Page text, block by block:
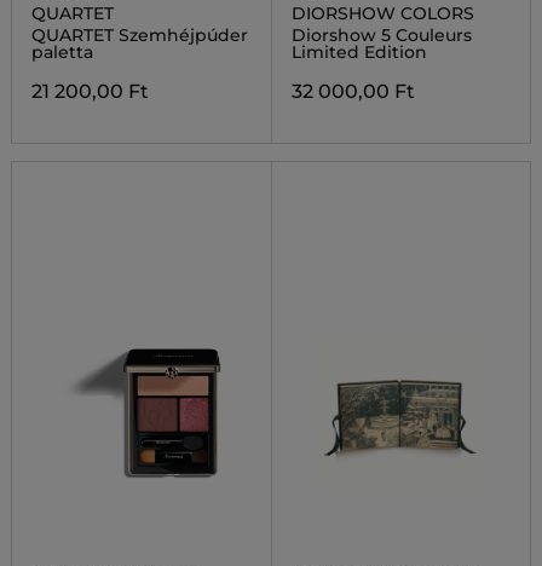
QUARTET
QUARTET Szemhéjpúder
paletta
21 200,00 Ft
DIORSHOW COLORS
Diorshow 5 Couleurs
Limited Edition
32 000,00 Ft